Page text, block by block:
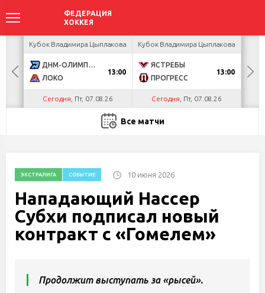
Кубок Владимира Цыплакова
ДНМ-ОЛИМПИК
ЛОКО
13:00
Сегодня , Пт, 07.08.26
Кубок Владимира Цыплакова
ЯСТРЕБЫ
ПРОГРЕСС
13:00
Сегодня , Пт, 07.08.26
Все матчи
ЭКСТРАЛИГА СОБЫТИЕ 10 июня 2026
Нападающий Нассер
Субхи подписал новый
контракт с «Гомелем»
Продолжит выступать за «рысей».